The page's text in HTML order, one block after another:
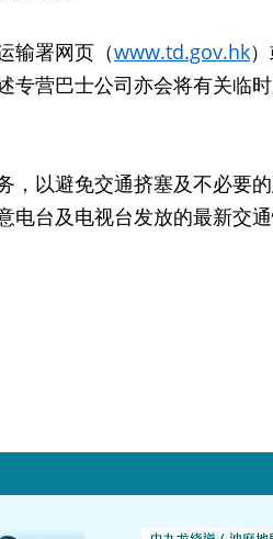
输署网页（www.td.gov.hk
专营巴士公司亦会将有关临
以避免交通挤塞及不必要
电台及电视台发放的最新交